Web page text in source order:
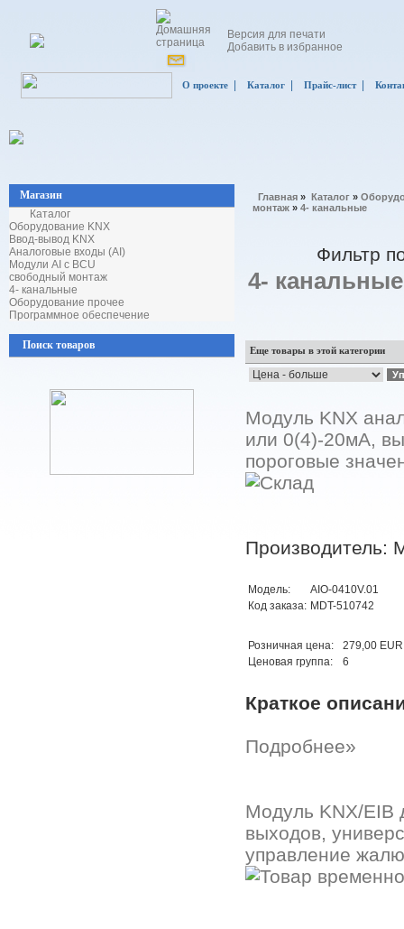
Версия для печати
Добавить в избранное
О проекте Каталог Прайс-лист|
Магазин
Каталог
Оборудование KNX
Ввод-вывод KNX
Аналоговые входы (AI)
Модули AI с BCU
свободный монтаж
4- канальные
Оборудование прочее
Программное обеспечение
Поиск товаров
Главная » Каталог »
монтаж » 4- канальные
Фильтр
4- канальные
Еще товары в этой категории
Модуль KNX
или 0(4)-20мА,
пороговые
Производитель:
Модель:
AIO-0410V.01
Код заказа: MDT-510742
Розничная цена:
279,00 EUR
Ценовая группа:
6
Краткое
Подробнее»
Модуль KNX/EIB
выходов,
управление